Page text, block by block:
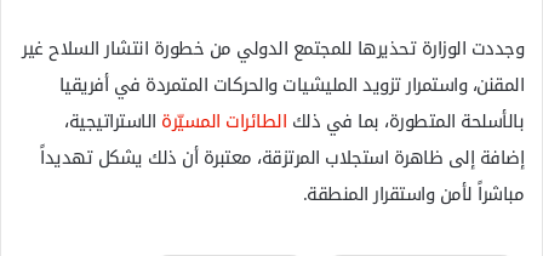
وجددت الوزارة تحذيرها للمجتمع الدولي من خطورة انتشار السلاح غير
المقنن، واستمرار تزويد المليشيات والحركات المتمردة في أفريقيا
بالأسلحة المتطورة، بما في ذلك الطائرات المسيّرة الاستراتيجية،
إضافة إلى ظاهرة استجلاب المرتزقة، معتبرة أن ذلك يشكل تهديداً
مباشراً لأمن واستقرار المنطقة.